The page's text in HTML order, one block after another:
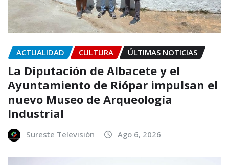
ACTUALIDAD CULTURA ÚLTIMAS NOTICIAS
La Diputación de Albacete y el
Ayuntamiento de Riópar impulsan el
nuevo Museo de Arqueología
Industrial
Sureste Televisión Ago 6, 2026